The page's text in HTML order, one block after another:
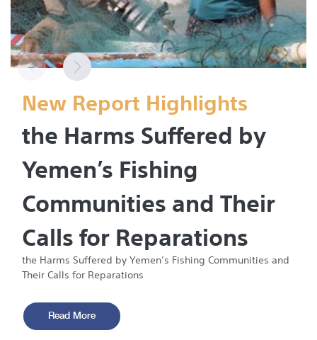
New Report Highlights
the Harms Suffered by
Yemen’s Fishing
Communities and Their
Calls for Reparations
the Harms Suffered by Yemen’s Fishing Communities and
Their Calls for Reparations
Read More